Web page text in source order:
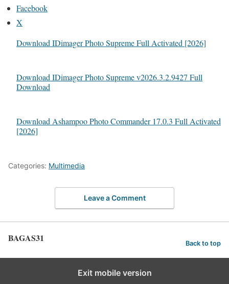
Facebook
X
Download IDimager Photo Supreme Full Activated [2026]
Download IDimager Photo Supreme v2026.3.2.9427 Full
Download
Download Ashampoo Photo Commander 17.0.3 Full Activated
[2026]
Categories: Multimedia
Leave a Comment
BAGAS31 Back to top
Exit mobile version